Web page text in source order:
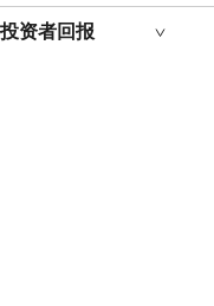
投资者回报